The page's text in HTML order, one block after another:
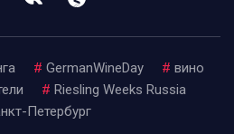
# GermanWineDay # вино
# Riesling Weeks Russia
Петербург